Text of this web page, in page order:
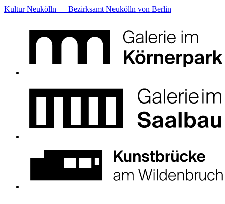
Kultur Neukölln — Bezirksamt Neukölln von Berlin